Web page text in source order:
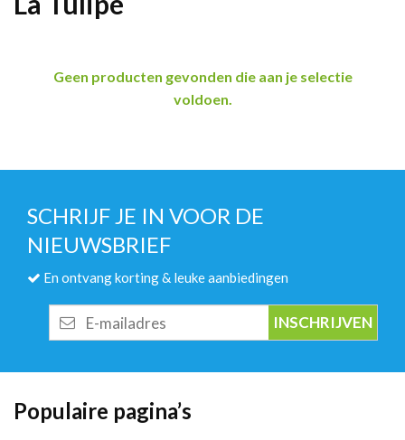
Geen producten gevonden die aan je selectie
voldoen.
SCHRIJF JE IN VOOR DE
NIEUWSBRIEF
En ontvang korting & leuke aanbiedingen
mailadres
Populaire pagina’s